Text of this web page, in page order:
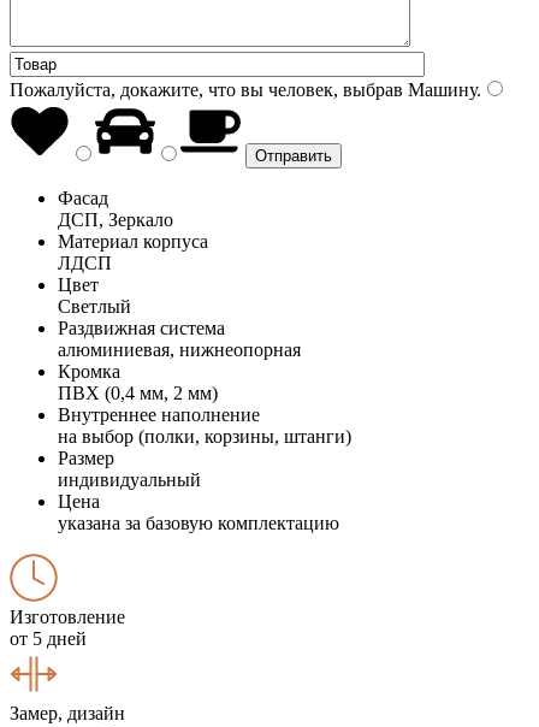
Пожалуйста, докажите, что вы человек, выбрав Машину.
Фасад
ДСП, Зеркало
Материал корпуса
ЛДСП
Цвет
Светлый
Раздвижная система
алюминиевая, нижнеопорная
Кромка
ПВХ (0,4 мм, 2 мм)
Внутреннее наполнение
на выбор (полки, корзины, штанги)
Размер
индивидуальный
Цена
указана за базовую комплектацию
Изготовление
от 5 дней
Замер, дизайн